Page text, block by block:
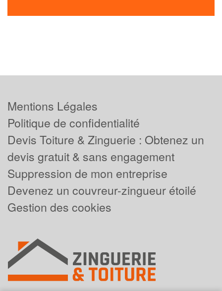
Mentions Légales
Politique de confidentialité
Devis Toiture & Zinguerie : Obtenez un
devis gratuit & sans engagement
Suppression de mon entreprise
Devenez un couvreur-zingueur étoilé
Gestion des cookies